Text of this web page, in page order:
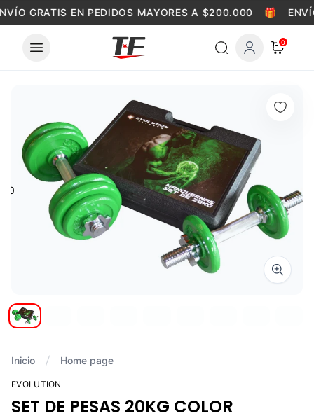
Skip to content
GRATIS EN PEDIDOS MAYORES A $200.000 🎁
0
0
Zoom
Inicio Home page
EVOLUTION
SET DE PESAS 20KG COLOR